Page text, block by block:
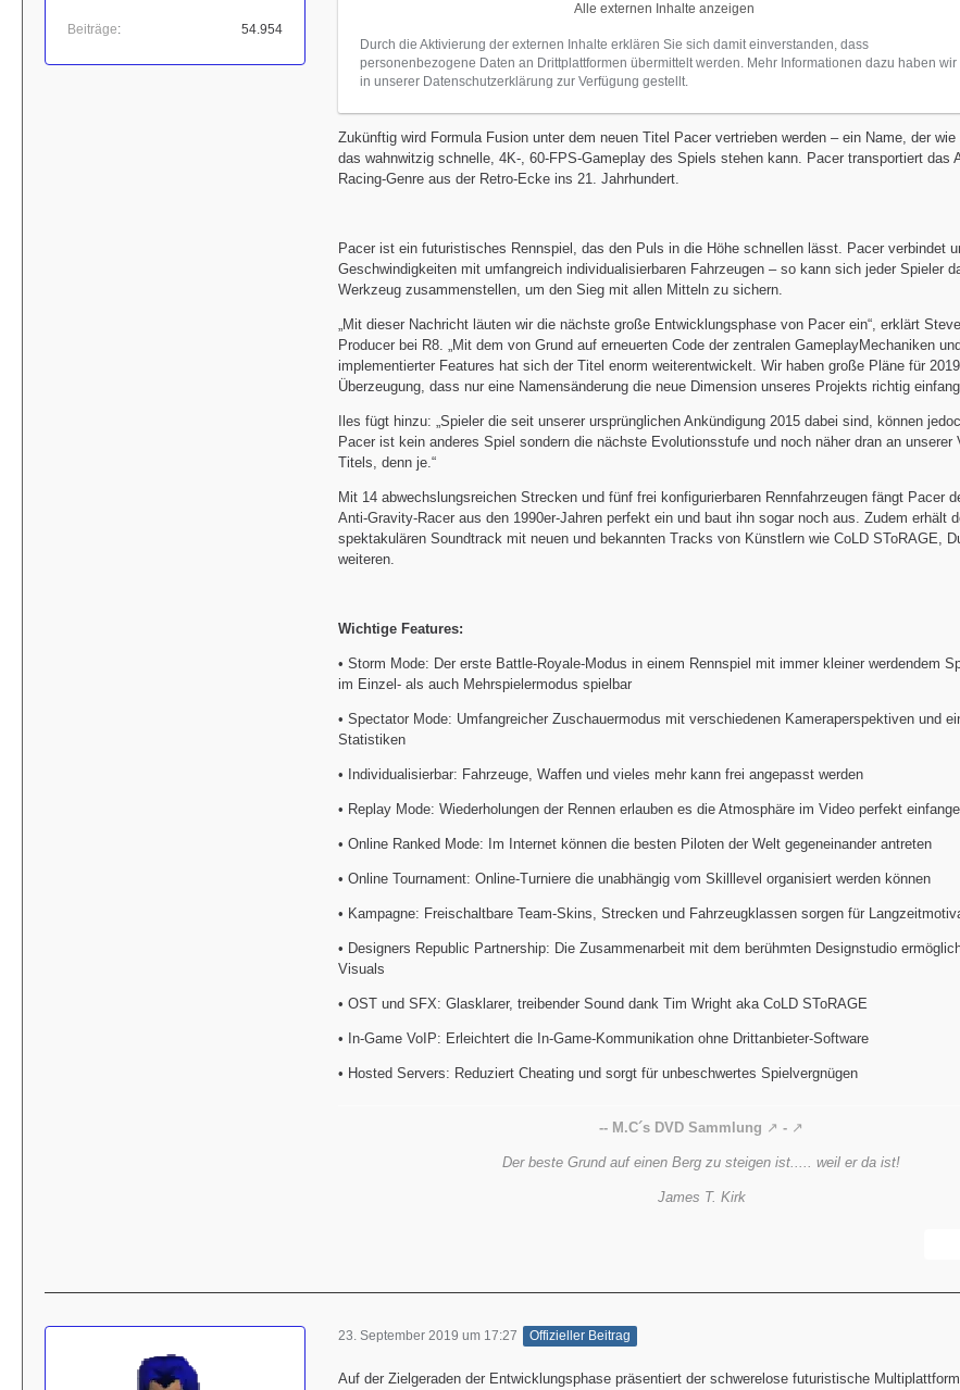
Beiträge 54.954
Alle externen Inhalte anzeigen
Durch die Aktivierung der externen Inhalte erklären Sie sich damit einverstanden, dass
personenbezogene Daten an Drittplattformen übermittelt werden. Mehr Informationen dazu haben wir
in unserer Datenschutzerklärung zur Verfügung gestellt.
Zukünftig wird Formula Fusion unter dem neuen Titel Pacer vertrieben werden – ein Name, der wie
das wahnwitzig schnelle, 4K-, 60-FPS-Gameplay des Spiels stehen kann. Pacer transportiert das
Racing-Genre aus der Retro-Ecke ins 21. Jahrhundert.
Pacer ist ein futuristisches Rennspiel, das den Puls in die Höhe schnellen lässt. Pacer verbindet
Geschwindigkeiten mit umfangreich individualisierbaren Fahrzeugen – so kann sich jeder Spieler
Werkzeug zusammenstellen, um den Sieg mit allen Mitteln zu sichern.
„Mit dieser Nachricht läuten wir die nächste große Entwicklungsphase von Pacer ein“, erklärt
Producer bei R8. „Mit dem von Grund auf erneuerten Code der zentralen GameplayMechaniken
implementierter Features hat sich der Titel enorm weiterentwickelt. Wir haben große Pläne für
Überzeugung, dass nur eine Namensänderung die neue Dimension unseres Projekts richtig
Iles fügt hinzu: „Spieler die seit unserer ursprünglichen Ankündigung 2015 dabei sind, können
Pacer ist kein anderes Spiel sondern die nächste Evolutionsstufe und noch näher dran an unserer
Titels, denn je.“
Mit 14 abwechslungsreichen Strecken und fünf frei konfigurierbaren Rennfahrzeugen fängt Pacer
Anti-Gravity-Racer aus den 1990er-Jahren perfekt ein und baut ihn sogar noch aus. Zudem erhält
spektakulären Soundtrack mit neuen und bekannten Tracks von Künstlern wie CoLD SToRAGE,
weiteren.
Wichtige Features:
• Storm Mode: Der erste Battle-Royale-Modus in einem Rennspiel mit immer kleiner werdendem
im Einzel- als auch Mehrspielermodus spielbar
• Spectator Mode: Umfangreicher Zuschauermodus mit verschiedenen Kameraperspektiven und
Statistiken
• Individualisierbar: Fahrzeuge, Waffen und vieles mehr kann frei angepasst werden
• Replay Mode: Wiederholungen der Rennen erlauben es die Atmosphäre im Video perfekt
• Online Ranked Mode: Im Internet können die besten Piloten der Welt gegeneinander antreten
• Online Tournament: Online-Turniere die unabhängig vom Skilllevel organisiert werden können
• Kampagne: Freischaltbare Team-Skins, Strecken und Fahrzeugklassen sorgen für
• Designers Republic Partnership: Die Zusammenarbeit mit dem berühmten Designstudio
Visuals
• OST und SFX: Glasklarer, treibender Sound dank Tim Wright aka CoLD SToRAGE
• In-Game VoIP: Erleichtert die In-Game-Kommunikation ohne Drittanbieter-Software
• Hosted Servers: Reduziert Cheating und sorgt für unbeschwertes Spielvergnügen
-- M.C´s DVD Sammlung -
Der beste Grund auf einen Berg zu steigen ist..... weil er da ist!
James T. Kirk
23. September 2019 um 17:27 Offizieller Beitrag
Auf der Zielgeraden der Entwicklungsphase präsentiert der schwerelose futuristische